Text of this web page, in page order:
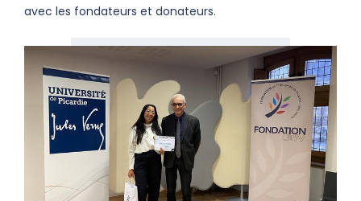
avec les fondateurs et donateurs.